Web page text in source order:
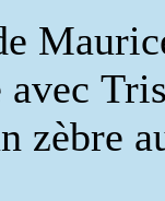
zèbre